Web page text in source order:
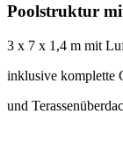
Poolstruktur
3 x 7 x 1,4 m mit
inklusive komplette
und